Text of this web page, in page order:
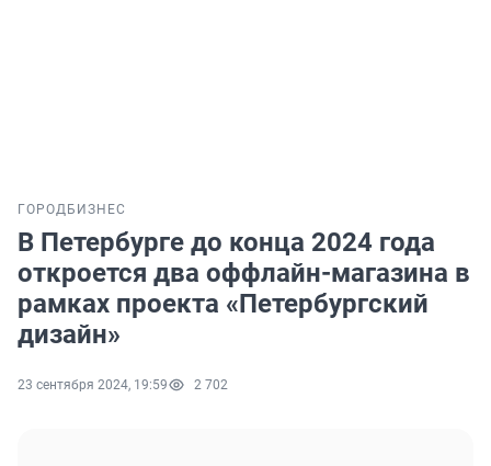
ГОРОД БИЗНЕС
В Петербурге до конца 2024 года
откроется два оффлайн-магазина в
рамках проекта «Петербургский
дизайн»
23 сентября 2024, 19:59 2 702